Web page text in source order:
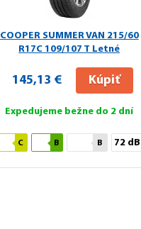
COOPER SUMMER VAN 215/60
R17C 109/107 T Letné
145,13 € Kúpiť
Expedujeme bežne do 2 dní
C B B 72 dB